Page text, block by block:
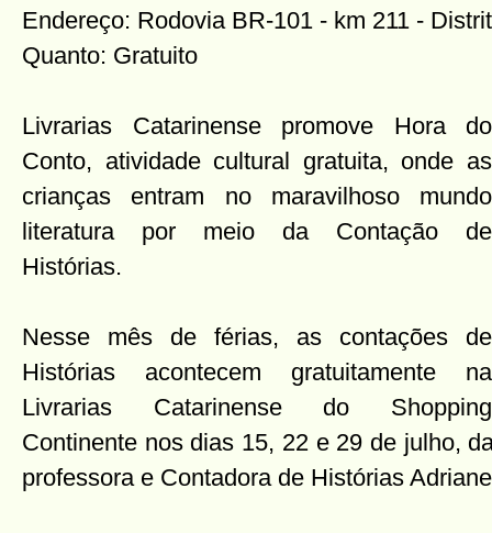
Endereço: Rodovia BR-101 - km 211 -
Quanto: Gratuito
Livrarias Catarinense promove Hora do
Conto, atividade cultural gratuita, onde as
crianças entram no maravilhoso mundo
literatura por meio da Contação de
Histórias.
Nesse mês de férias, as contações de
Histórias acontecem gratuitamente na
Livrarias Catarinense do Shopping
Continente nos dias 15, 22 e 29 de julho,
professora e Contadora de Histórias